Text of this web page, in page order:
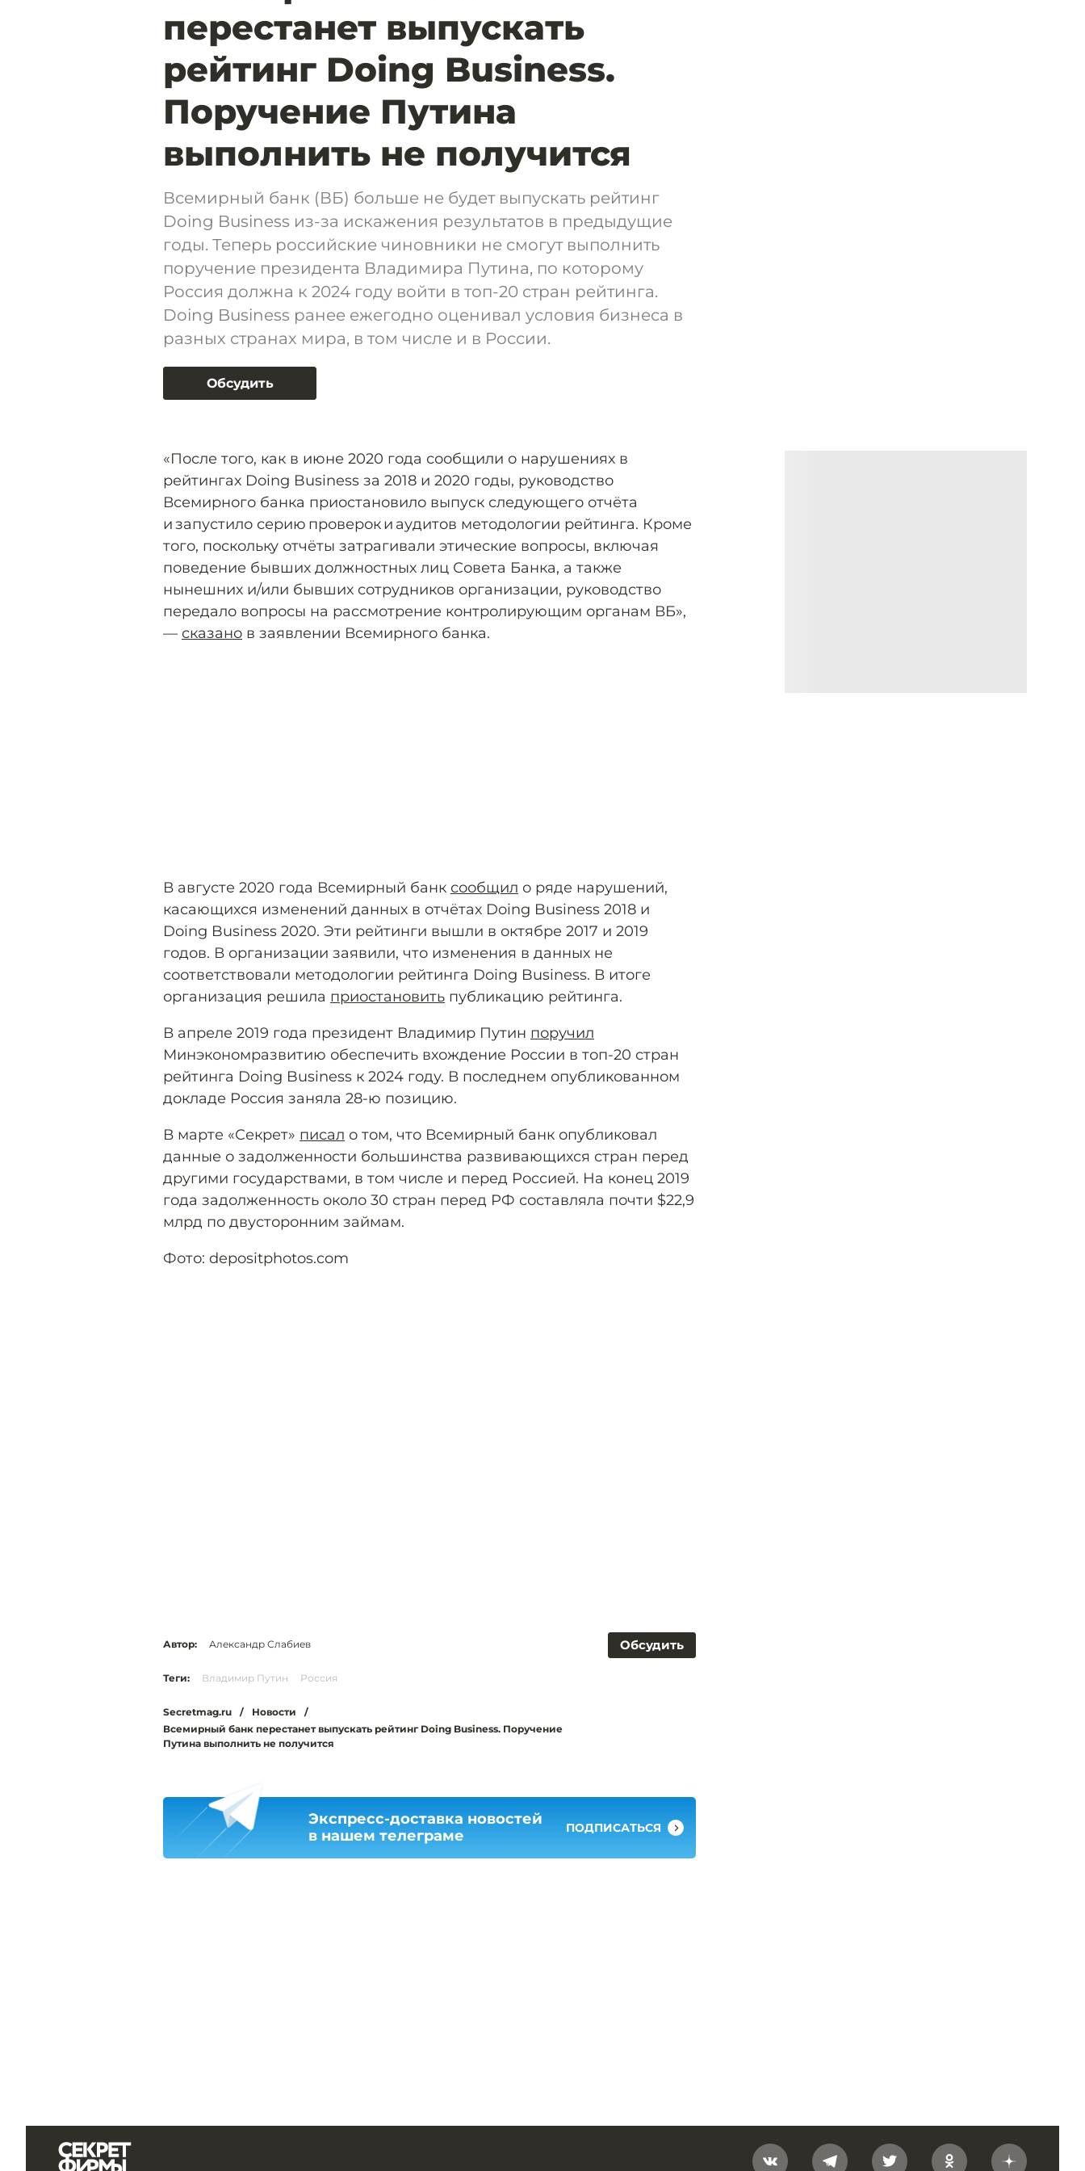
перестанет выпускать
рейтинг Doing Business.
Поручение Путина
выполнить не получится
Всемирный банк (ВБ) больше не будет выпускать рейтинг
Doing Business из-за искажения результатов в предыдущие
годы. Теперь российские чиновники не смогут выполнить
поручение президента Владимира Путина, по которому
Россия должна к 2024 году войти в топ-20 стран рейтинга.
Doing Business ранее ежегодно оценивал условия бизнеса в
разных странах мира, в том числе и в России.
Обсудить
«После того, как в июне 2020 года сообщили о нарушениях в
рейтингах Doing Business за 2018 и 2020 годы, руководство
Всемирного банка приостановило выпуск следующего отчёта
и запустило серию проверок и аудитов методологии рейтинга. Кроме
того, поскольку отчёты затрагивали этические вопросы, включая
поведение бывших должностных лиц Совета Банка, а также
нынешних и/или бывших сотрудников организации, руководство
передало вопросы на рассмотрение контролирующим органам ВБ»,
— сказано в заявлении Всемирного банка.
В августе 2020 года Всемирный банк сообщил о ряде нарушений,
касающихся изменений данных в отчётах Doing Business 2018 и
Doing Business 2020. Эти рейтинги вышли в октябре 2017 и 2019
годов. В организации заявили, что изменения в данных не
соответствовали методологии рейтинга Doing Business. В итоге
организация решила приостановить публикацию рейтинга.
В апреле 2019 года президент Владимир Путин поручил
Минэкономразвитию обеспечить вхождение России в топ-20 стран
рейтинга Doing Business к 2024 году. В последнем опубликованном
докладе Россия заняла 28-ю позицию.
В марте «Секрет» писал о том, что Всемирный банк опубликовал
данные о задолженности большинства развивающихся стран перед
другими государствами, в том числе и перед Россией. На конец 2019
года задолженность около 30 стран перед РФ составляла почти $22,9
млрд по двусторонним займам.
Фото: depositphotos.com
Обсудить
Автор: Александр Слабиев
Теги: Владимир Путин Россия
Secretmag.ru / Новости
/
Всемирный банк перестанет выпускать рейтинг Doing Business. Поручение
Путина выполнить не получится
Экспресс-доставка новостей
в нашем телеграме
ПОДПИСАТЬСЯ